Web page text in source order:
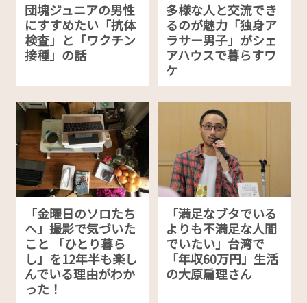
団塊ジュニアの男性
にすすめたい「抗体
検査」と「ワクチン
接種」の話
多様な人と交流でき
るのが魅力「独身ア
ラサー男子」がシェ
アハウスで暮らすワ
ケ
「金曜日のソロたち
へ」撮影で気づいた
こと 「ひとり暮ら
し」を12年半も楽し
んでいる理由がわか
った！
「満足なブタでいる
よりも不満足な人間
でいたい」台湾で
「年収60万円」生活
の大原扁理さん